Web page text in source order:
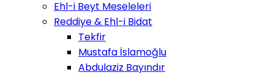
Ehl-i Beyt Meseleleri
Reddiye & Ehl-i Bidat
Tekfir
Mustafa İslamoğlu
Abdulaziz Bayındır